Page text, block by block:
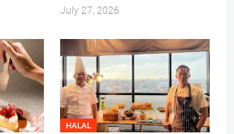
July 27, 2026
HALAL